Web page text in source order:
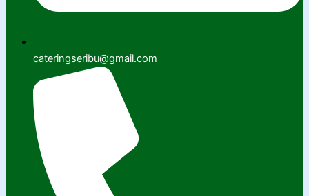
cateringseribu@gmail.com